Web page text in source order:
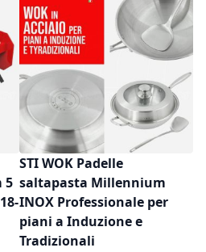
5
STI WOK Padelle
saltapasta Millennium
INOX Professionale per
piani a Induzione e
Tradizionali